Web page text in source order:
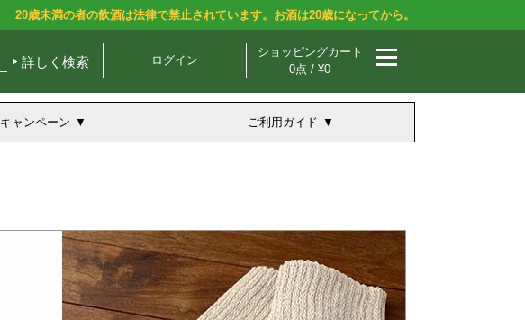
20歳未満の者の飲酒は法律で禁止されています。お酒は20歳になってから。
詳しく検索 ログイン
ショッピングカート
0点 / ¥0
キャンペーン ご利用ガイド